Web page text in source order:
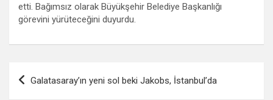
etti. Bağımsız olarak Büyükşehir Belediye Başkanlığı
görevini yürüteceğini duyurdu.
Yazı
gezinmesi
Galatasaray’ın yeni sol beki Jakobs, İstanbul’da